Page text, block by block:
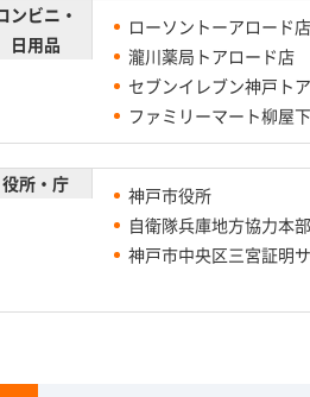
ンビニ・
日用品
ローソントーアロード店
瀧川薬局トアロード店
セブンイレブン神戸ト
ファミリーマート柳屋
役所・庁
神戸市役所
自衛隊兵庫地方協力本
神戸市中央区三宮証明